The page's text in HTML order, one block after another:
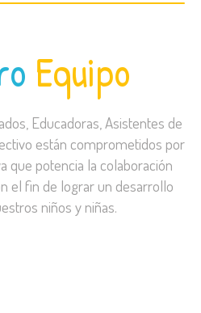
Equipo
Educadoras, Asistentes de
están comprometidos por
que potencia la colaboración
el fin de lograr un desarrollo
niños y niñas.